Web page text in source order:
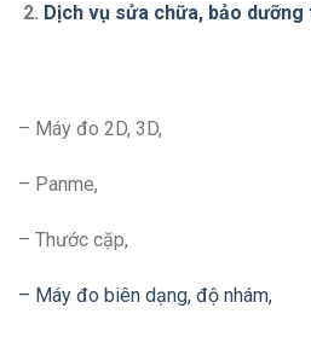
2. Dịch vụ sửa chữa, bảo
– Máy đo 2D, 3D,
– Panme,
– Thước cặp,
– Máy đo biên dạng, độ nhám,